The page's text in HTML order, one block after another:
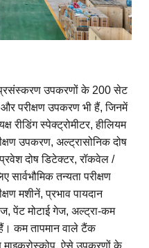
प्रसंस्करण उपकरणों के 200 सेट
परीक्षण उपकरण भी हैं, जिनमें
रीडिंग स्पेक्ट्रोमीटर, हीलियम
उपकरण, अल्ट्रासोनिक दोष
दोष डिटेक्टर, रॉकवेल /
सार्वभौमिक तन्यता परीक्षण
मशीनें, प्रभाव पायदान
पेंट मोटाई गेज, अल्ट्रा-कम
कम तापमान वाले टैंक